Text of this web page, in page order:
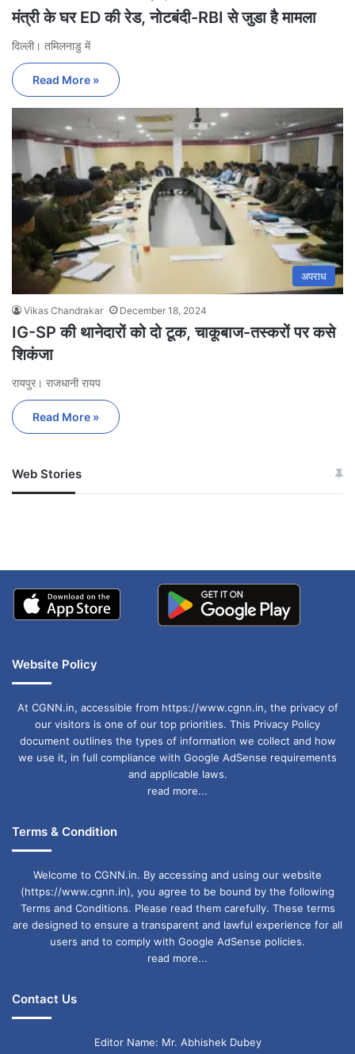
मंत्री के घर ED की रेड, नोटबंदी-RBI से जुडा है मामला
दिल्ली। तमिलनाडु में
Read More »
अपराध
Vikas Chandrakar December 18, 2024
IG-SP की थानेदारों को दो टूक, चाकूबाज-तस्करों पर कसे
शिकंजा
रायपुर। राजधानी रायप
Read More »
Web Stories
जम्मू-कश्मीर में बारिश से
अपडेट
खाई में धक्का… आरोपियों ने
Website Policy
At CGNN.in, accessible from https://www.cgnn.in, the privacy of
our visitors is one of our top priorities. This Privacy Policy
document outlines the types of information we collect and how
we use it, in full compliance with Google AdSense requirements
and applicable laws.
read more...
Terms & Condition
Welcome to CGNN.in. By accessing and using our website
(https://www.cgnn.in), you agree to be bound by the following
Terms and Conditions. Please read them carefully. These terms
are designed to ensure a transparent and lawful experience for all
users and to comply with Google AdSense policies.
read more...
Contact Us
Editor Name: Mr. Abhishek Dubey